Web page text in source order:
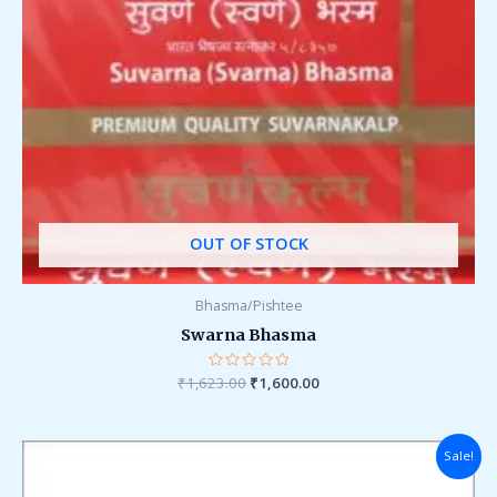
OUT OF STOCK
Bhasma/Pishtee
Swarna Bhasma
Rated
0
₹1,623.00 ₹1,600.00
Sale!
OriginalCurrent